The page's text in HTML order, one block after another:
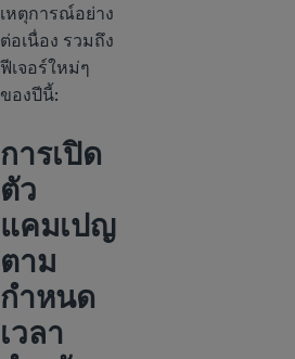
เหตุการณ์อย่าง
ต่อเนื่อง รวมถึง
ฟีเจอร์ใหม่ๆ
ของปีนี้:
การเปิด
ตัว
แคมเปญ
ตาม
กำหนด
เวลา